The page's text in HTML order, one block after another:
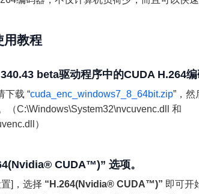
用教程
beta驱动程序中的CUDA H.264编
下载 “cuda_enc_windows7_8_64bit.zip”，
（C:\Windows\System32\nvcuvenc.dll 和
）
CUDA™)” 选项。
]，选择 “H.264(Nvidia® CUDA™)” 即可开